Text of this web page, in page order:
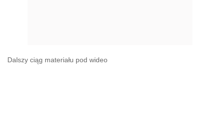
Dalszy ciąg materiału pod wideo